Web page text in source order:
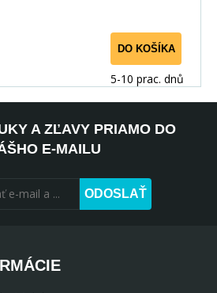
DO KOŠÍKA
5-10 prac. dnů
A ZĽAVY PRIAMO DO
E-MAILU
ODOSLAŤ